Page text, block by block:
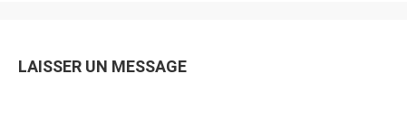
LAISSER UN MESSAGE